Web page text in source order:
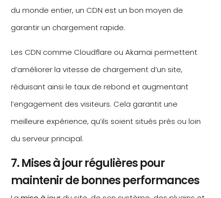
du monde entier, un CDN est un bon moyen de
garantir un chargement rapide.
Les CDN comme Cloudflare ou Akamai permettent
d’améliorer la vitesse de chargement d’un site,
réduisant ainsi le taux de rebond et augmentant
l’engagement des visiteurs. Cela garantit une
meilleure expérience, qu’ils soient situés près ou loin
du serveur principal.
7. Mises à jour régulières pour
maintenir de bonnes performances